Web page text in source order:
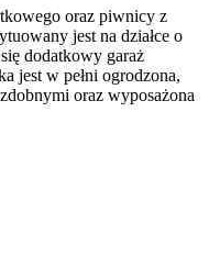
oraz piwnicy z
jest na działce o
dodatkowy garaż
jest w pełni ogrodzona,
oraz wyposażona